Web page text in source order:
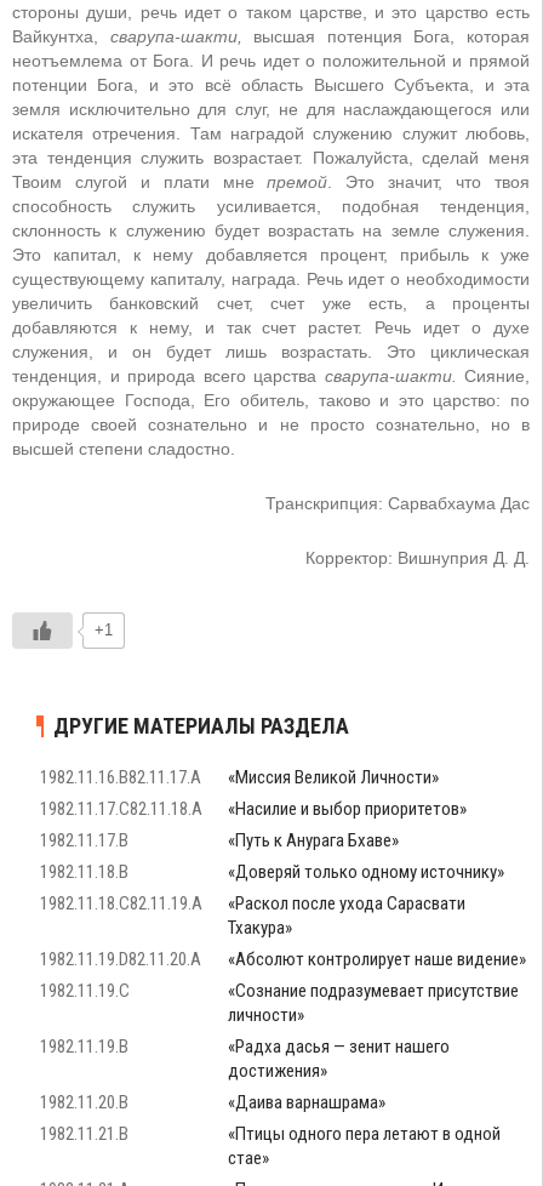
стороны души, речь идет о таком царстве, и это царство есть
Вайкунтха, сварупа-шакти, высшая потенция Бога, которая
неотъемлема от Бога. И речь идет о положительной и прямой
потенции Бога, и это всё область Высшего Субъекта, и эта
земля исключительно для слуг, не для наслаждающегося или
искателя отречения. Там наградой служению служит любовь,
эта тенденция служить возрастает. Пожалуйста, сделай меня
Твоим слугой и плати мнепремой . Это значит, что твоя
способность служить усиливается, подобная тенденция,
склонность к служению будет возрастать на земле служения.
Это капитал, к нему добавляется процент, прибыль к уже
существующему капиталу, награда. Речь идет о необходимости
увеличить банковский счет, счет уже есть, а проценты
добавляются к нему, и так счет растет. Речь идет о духе
служения, и он будет лишь возрастать. Это циклическая
тенденция, и природа всего царства сварупа-шакти. Сияние,
окружающее Господа, Его обитель, таково и это царство: по
природе своей сознательно и не просто сознательно, но в
высшей степени сладостно.
Транскрипция: Сарвабхаума Дас
Корректор: Вишнуприя Д. Д.
+1
ДРУГИЕ МАТЕРИАЛЫ РАЗДЕЛА
1982.11.16.B82.11.17.A
«Миссия Великой Личности»
1982.11.17.C82.11.18.A
«Насилие и выбор приоритетов»
1982.11.17.B
«Путь к Анурага Бхаве»
1982.11.18.B
«Доверяй только одному источнику»
1982.11.18.C82.11.19.A
«Раскол после ухода Сарасвати
Тхакура»
1982.11.19.D82.11.20.A
«Абсолют контролирует наше видение»
1982.11.19.C
«Сознание подразумевает присутствие
личности»
1982.11.19.B
«Радха дасья — зенит нашего
достижения»
1982.11.20.B
«Даива варнашрама»
1982.11.21.B
«Птицы одного пера летают в одной
стае»